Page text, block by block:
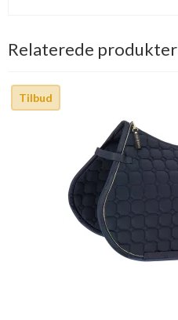
Relaterede produkter
Tilbud